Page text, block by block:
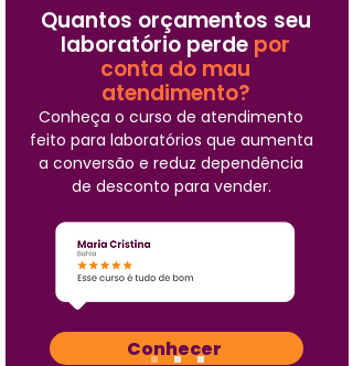
Quantos orçamentos seu
laboratório perde por
conta do mau
atendimento?
Conheça o curso de atendimento
feito para laboratórios que aumenta
a conversão e reduz dependência
de desconto para vender.
Conhecer